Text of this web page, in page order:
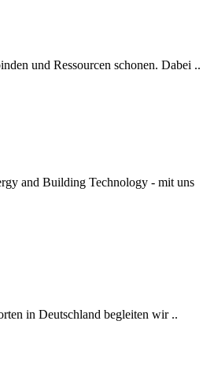
und Ressourcen schonen. Dabei ..
and Building Technology - mit uns
in Deutschland begleiten wir ..